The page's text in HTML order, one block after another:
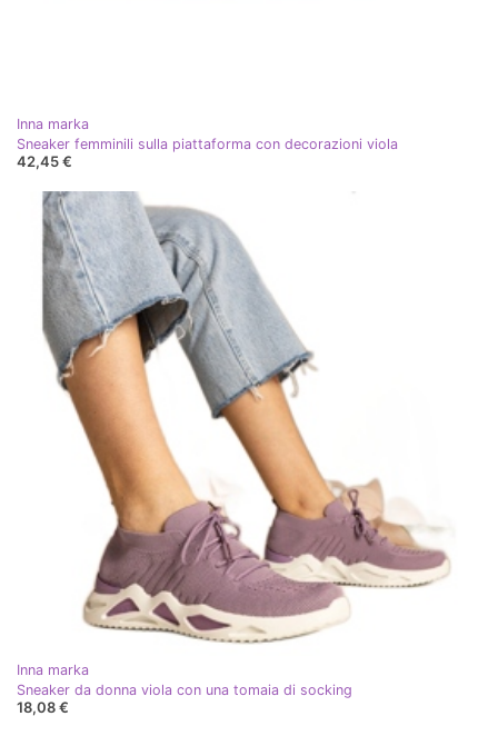
Inna marka
Sneaker femminili sulla piattaforma con decorazioni viola
42,45 €
Inna marka
Sneaker da donna viola con una tomaia di socking
18,08 €